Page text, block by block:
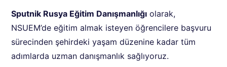
Sputnik Rusya Eğitim Danışmanlığı olarak,
NSUEM’de eğitim almak isteyen öğrencilere başvuru
sürecinden şehirdeki yaşam düzenine kadar tüm
adımlarda uzman danışmanlık sağlıyoruz.